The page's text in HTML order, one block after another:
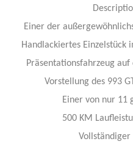
Einer der
Handlackiertes Einzelstück
Präsentationsfahrzeug
Vorstellung des 993
Einer von nur 11
500 KM
Vollständiger